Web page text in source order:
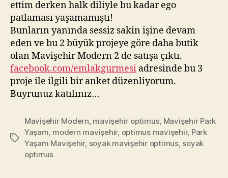
ettim derken halk diliyle bu kadar ego
patlaması yaşamamıştı!
Bunların yanında sessiz sakin işine devam
eden ve bu 2 büyük projeye göre daha butik
olan Mavişehir Modern 2 de satışa çıktı.
facebook.com/emlakgurmesi adresinde bu 3
proje ile ilgili bir anket düzenliyorum.
Buyrunuz katılınız…
Tags
Mavişehir Modern mavişehir optimus Mavişehir Park
Yaşam modern mavişehir, optimus mavişehir, Park
Yaşam Mavişehir, soyak mavişehir optimus, soyak
optimus